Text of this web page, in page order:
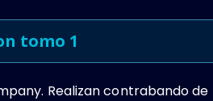
tomo 1
Realizan contrabando de